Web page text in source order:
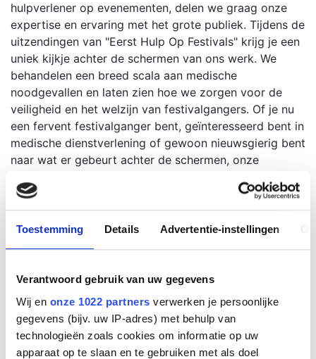
Toestemming Details Advertentie-instellingen
Verantwoord gebruik van uw gegevens
Wij en onze 1022 partners verwerken je persoonlijke
gegevens (bijv. uw IP-adres) met behulp van
technologieën zoals cookies om informatie op uw
apparaat op te slaan en te gebruiken met als doel
hulpverlener op evenementen, delen we graag onze
expertise en ervaring met het grote publiek. Tijdens de
uitzendingen van "Eerst Hulp Op Festivals" krijg je een
uniek kijkje achter de schermen van ons werk. We
behandelen een breed scala aan medische
noodgevallen en laten zien hoe we zorgen voor de
veiligheid en het welzijn van festivalgangers. Of je nu
een fervent festivalganger bent, geïnteresseerd bent in
medische dienstverlening of gewoon nieuwsgierig bent
naar wat er gebeurt achter de schermen, onze
Vergeet dus niet om elke vrijdag om half negen af te
stemmen op RTL 5 en je te laten inspireren door onze
passie voor het leveren van uitstekende medische
Bekijk de promo video's via
Heeft u nog vragen?
Neem dan gerust contact met ons op en u wordt zo
spoedig mogelijk geholpen.